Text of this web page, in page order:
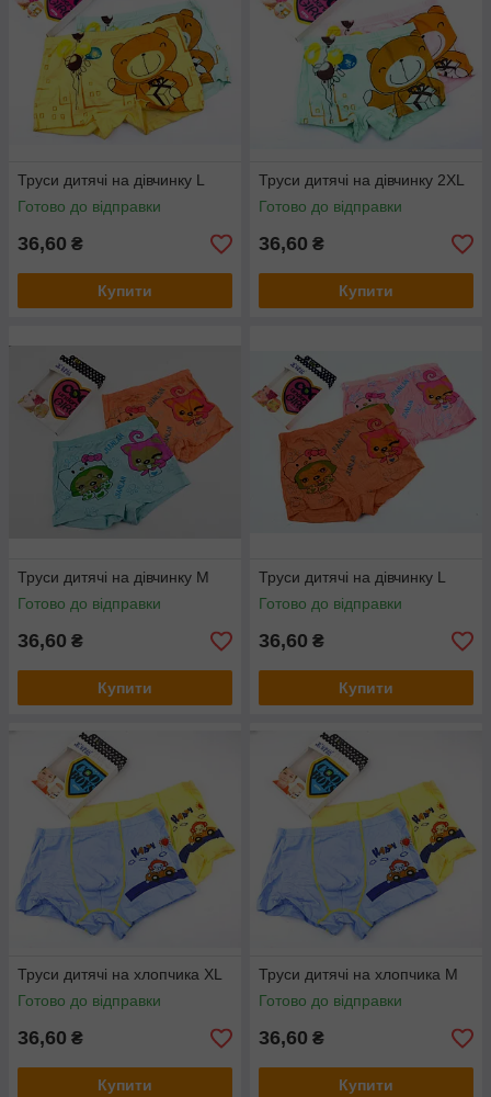
Труси дитячі на дівчинку L
Готово до відправки
36,60 ₴
Купити
Труси дитячі на дівчинку 2XL
Готово до відправки
36,60 ₴
Купити
Труси дитячі на дівчинку М
Готово до відправки
36,60 ₴
Купити
Труси дитячі на дівчинку L
Готово до відправки
36,60 ₴
Купити
Труси дитячі на хлопчика XL
Готово до відправки
36,60 ₴
Купити
Труси дитячі на хлопчика M
Готово до відправки
36,60 ₴
Купити